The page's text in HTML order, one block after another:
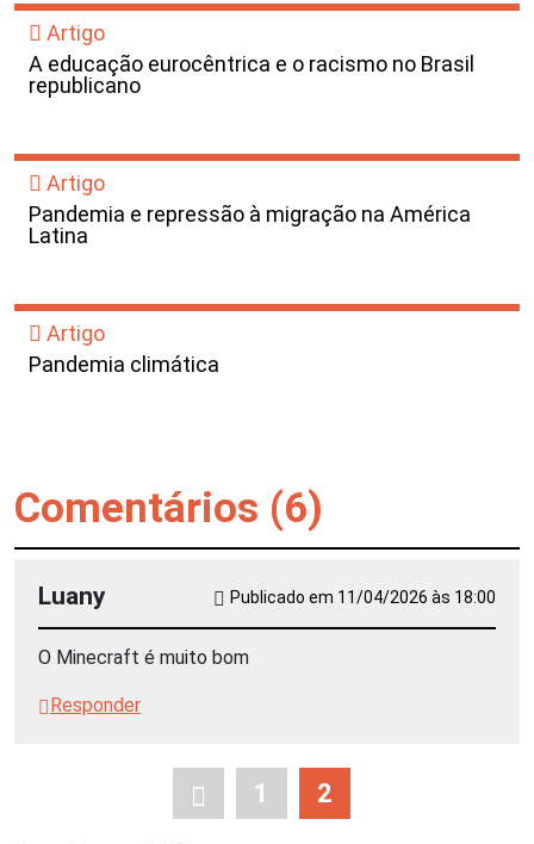
Artigo
A educação eurocêntrica e o racismo no Brasil
republicano
Artigo
Pandemia e repressão à migração na América
Latina
Artigo
Pandemia climática
Comentários (6)
Luany Publicado em 11/04/2026 às 18:00
O Minecraft é muito bom
Responder
1 2